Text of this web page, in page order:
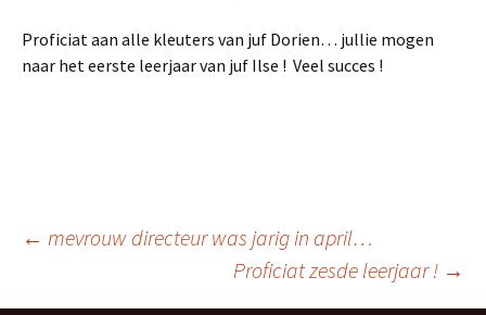
Proficiat aan alle kleuters van juf Dorien… jullie mogen
naar het eerste leerjaar van juf Ilse ! Veel succes !
Berichtnavigatie
← mevrouw directeur was jarig in april…
Proficiat zesde leerjaar ! →